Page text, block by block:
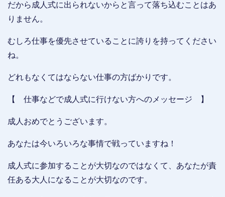
だから成人式に出られないからと言って落ち込むことはあ
りません。
むしろ仕事を優先させていることに誇りを持ってください
ね。
どれもなくてはならない仕事の方ばかりです。
【 仕事などで成人式に行けない方へのメッセージ 】
成人おめでとうございます。
あなたは今いろいろな事情で戦っていますね！
成人式に参加することが大切なのではなくて、あなたが責
任ある大人になることが大切なのです。